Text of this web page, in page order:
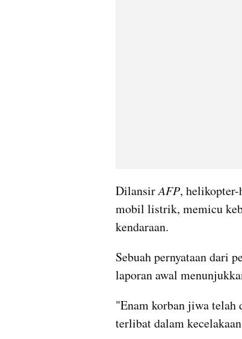
Dilansir AFP,
mobil listrik, memicu
kendaraan.
Sebuah pernyataan dari
laporan awal
"Enam korban jiwa telah
terlibat dalam